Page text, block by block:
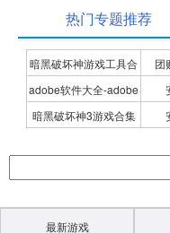
热门专题推荐
暗黑破坏神游戏工具合
集
团
adobe软件大全-adobe
全系列软件下载-adobe
暗黑破坏神3游戏合集
最新游戏